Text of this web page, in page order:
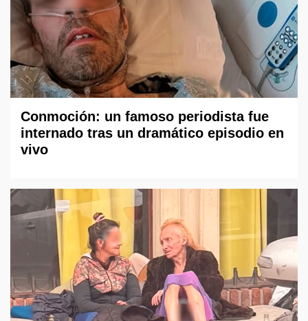
Conmoción: un famoso periodista fue
internado tras un dramático episodio en
vivo